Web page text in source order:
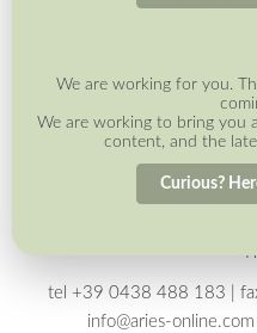
tel +39 0438 488 183 |
info@aries-online.com
We are working for you.
We are working to bring you
content, and the
Curious?